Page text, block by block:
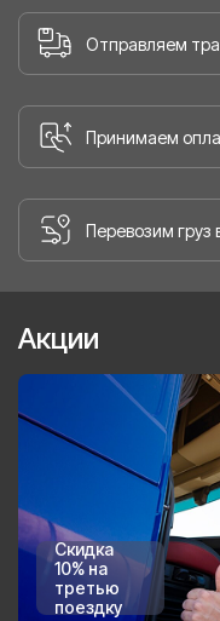
Отправляем
Принимаем
Перевозим груз
Акции
Скидка
10% на
третью
поездку